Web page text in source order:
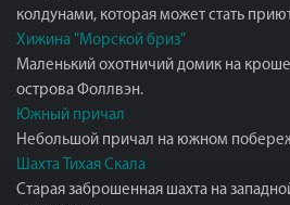
колдунами, которая может стать
Хижина "Морской бриз"
Маленький охотничий домик на
острова Фоллвэн.
Южный причал
Небольшой причал на южном
Шахта Тихая Скала
Старая заброшенная шахта на